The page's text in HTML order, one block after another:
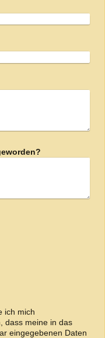
ich mich
dass meine in das
eingegebenen Daten